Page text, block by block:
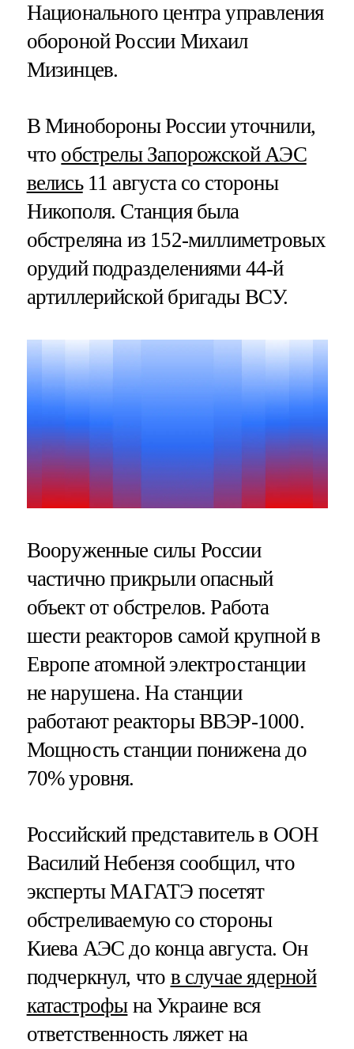
Национального центра управления
обороной России Михаил
Мизинцев.
В Минобороны России уточнили,
что обстрелы Запорожской АЭС
велись11 августа со стороны
Никополя. Станция была
обстреляна из 152-миллиметровых
орудий подразделениями 44-й
артиллерийской бригады ВСУ.
Вооруженные силы России
частично прикрыли опасный
объект от обстрелов. Работа
шести реакторов самой крупной в
Европе атомной электростанции
не нарушена. На станции
работают реакторы ВВЭР-1000.
Мощность станции понижена до
70% уровня.
Российский представитель в ООН
Василий Небензя сообщил, что
эксперты МАГАТЭ посетят
обстреливаемую со стороны
Киева АЭС до конца августа. Он
подчеркнул, что в случае ядерной
катастрофына Украине вся
ответственность ляжет на